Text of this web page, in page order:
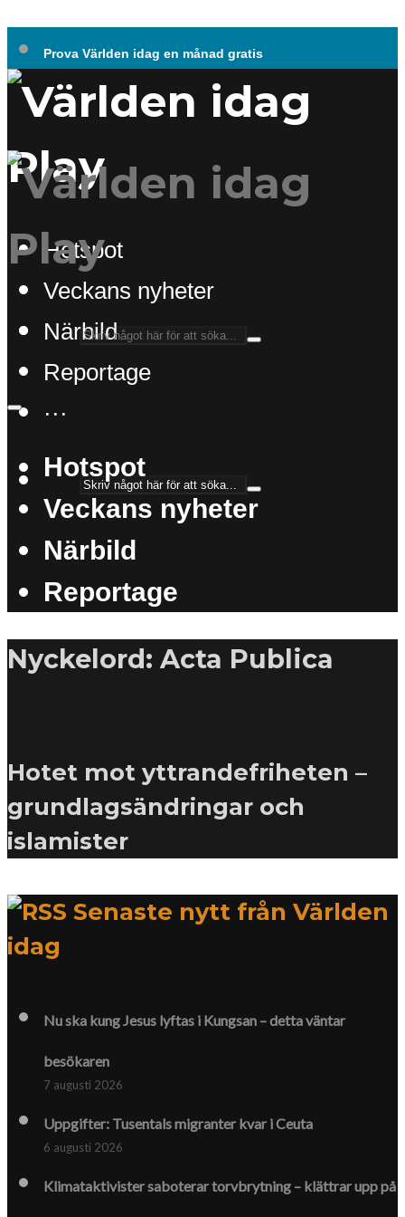
Prova Världen idag en månad gratis
Hotspot
Veckans nyheter
Närbild
Reportage
···
Hotspot
Veckans nyheter
Närbild
Reportage
Nyckelord: Acta Publica
Hotet mot yttrandefriheten –
grundlagsändringar och
islamister
Senaste nytt från Världen
idag
Nu ska kung Jesus lyftas i Kungsan – detta väntar
besökaren
7 augusti 2026
Uppgifter: Tusentals migranter kvar i Ceuta
6 augusti 2026
Klimat­aktivister saboterar torv­brytning – klättrar upp på